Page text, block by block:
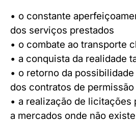
• o constante
dos serviços prestados
• o combate ao transporte
• a conquista da realidade
• o retorno da
dos contratos de
• a realização de licitações
a mercados onde não